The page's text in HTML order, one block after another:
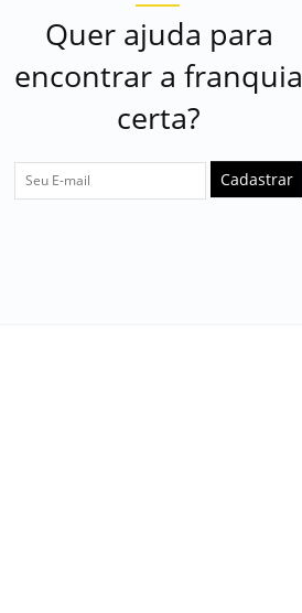
Quer ajuda para
encontrar a franquia
certa?
Cadastrar